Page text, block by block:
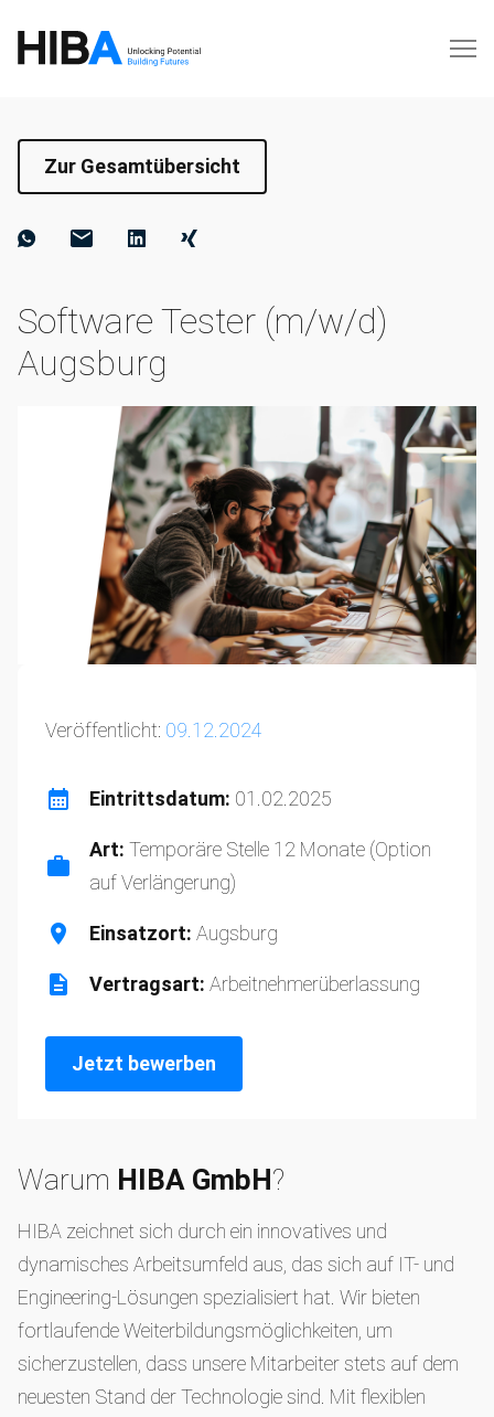
Zur Gesamtübersicht
Software Tester (m/w/d)
Augsburg
Veröffentlicht: 09.12.2024
Eintrittsdatum: 01.02.2025
Art: Temporäre Stelle 12 Monate (Option
auf Verlängerung)
Einsatzort: Augsburg
Vertragsart: Arbeitnehmerüberlassung
Jetzt bewerben
Warum HIBA GmbH?
HIBA zeichnet sich durch ein innovatives und
dynamisches Arbeitsumfeld aus, das sich auf IT- und
Engineering-Lösungen spezialisiert hat. Wir bieten
fortlaufende Weiterbildungsmöglichkeiten, um
sicherzustellen, dass unsere Mitarbeiter stets auf dem
neuesten Stand der Technologie sind. Mit flexiblen